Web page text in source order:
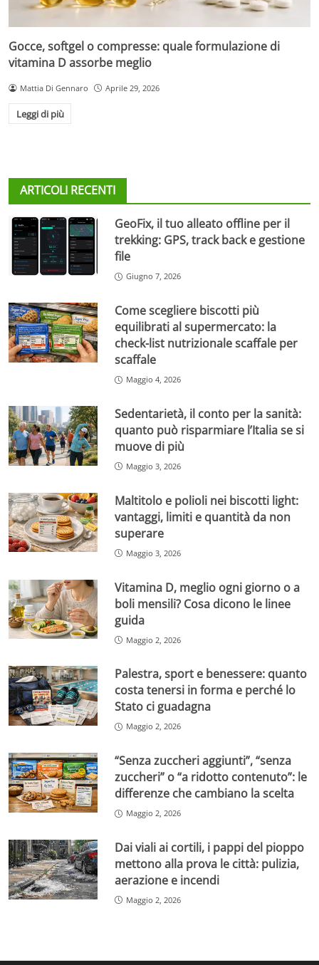
Gocce, softgel o compresse: quale formulazione di
vitamina D assorbe meglio
Mattia Di Gennaro Aprile 29, 2026
Leggi di più
ARTICOLI RECENTI
GeoFix, il tuo alleato offline per il
trekking: GPS, track back e gestione
file
Giugno 7, 2026
Come scegliere biscotti più
equilibrati al supermercato: la
check-list nutrizionale scaffale per
scaffale
Maggio 4, 2026
Sedentarietà, il conto per la sanità:
quanto può risparmiare l’Italia se si
muove di più
Maggio 3, 2026
Maltitolo e polioli nei biscotti light:
vantaggi, limiti e quantità da non
superare
Maggio 3, 2026
Vitamina D, meglio ogni giorno o a
boli mensili? Cosa dicono le linee
guida
Maggio 2, 2026
Palestra, sport e benessere: quanto
costa tenersi in forma e perché lo
Stato ci guadagna
Maggio 2, 2026
“Senza zuccheri aggiunti”, “senza
zuccheri” o “a ridotto contenuto”: le
differenze che cambiano la scelta
Maggio 2, 2026
Dai viali ai cortili, i pappi del pioppo
mettono alla prova le città: pulizia,
aerazione e incendi
Maggio 2, 2026